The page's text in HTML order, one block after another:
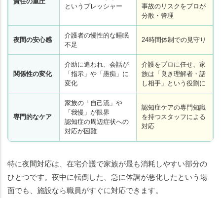
というプレッシャー
事故のリスクをプロが
分散・管理
夜間の安心感
介護者の慢性的な睡眠
不足
24時間体制での見守り
関係性の変化
介助に追われ、会話が
「指示」や「愚痴」に
変化
介護をプロに任せ、家
族は「良き理解者・話
し相手」という役割に
専門的なケア
家族の「自己流」や
「我慢」が限界
認知症の周辺症状への
対応が困難
認知症ケアの専門知識
を持つスタッフによる
対応
特に夜間対応は、在宅介護で家族が最も消耗しやすい部分の
ひとつです。夜中に転倒した、急に体調が悪化したという場
面でも、施設なら職員がすぐに対応できます。